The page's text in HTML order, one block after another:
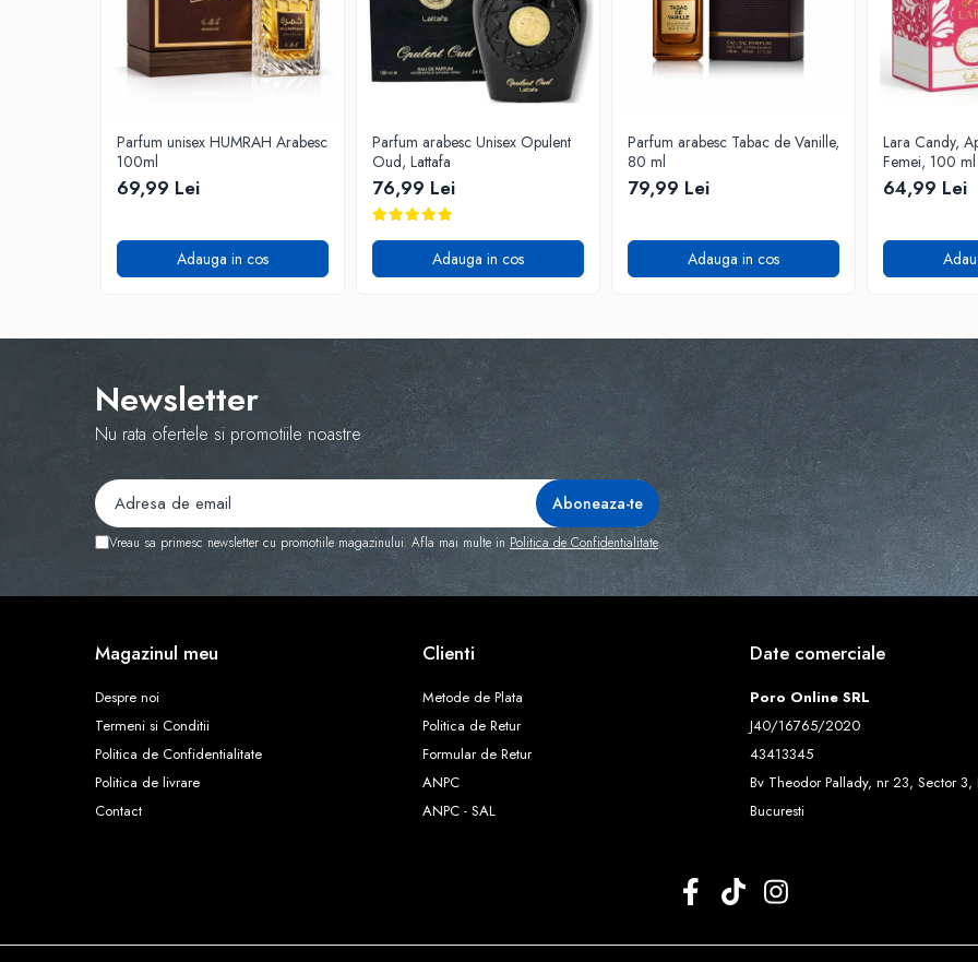
Parfum unisex HUMRAH Arabesc
100ml
69,99 Lei
Adauga in cos
Parfum arabesc Unisex Opulent
Oud, Lattafa
76,99 Lei
Adauga in cos
Parfum arabesc Tabac de Vanille,
80 ml
79,99 Lei
Adauga in cos
Lara Candy,
Femei, 100 ml
64,99 Lei
Newsletter
Nu rata ofertele si promotiile noastre
Vreau sa primesc newsletter cu promotiile magazinului. Afla mai multe in Politica de Confidentialitate
Magazinul meu
Despre noi
Termeni si Conditii
Politica de Confidentialitate
Politica de livrare
Contact
Clienti
Metode de Plata
Politica de Retur
Formular de Retur
ANPC
ANPC - SAL
Date comerciale
Poro Online SRL
J40/16765/2020
43413345
Bv Theodor Pallady, nr 23, Sector 3,
Bucuresti